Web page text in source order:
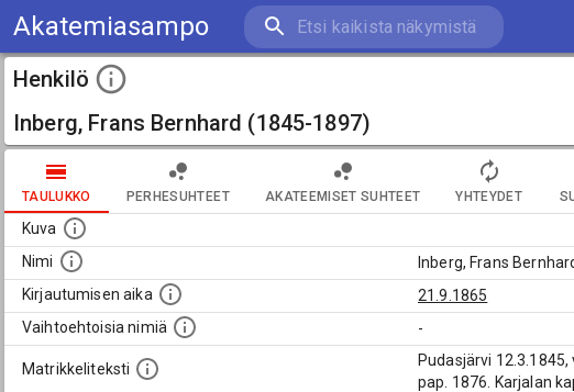
Akatemiasampo
Henkilö
Inberg, Frans Bernhard (1845-1897)
TAULUKKO PERHESUHTEET AKATEEMISET SUHTEET YHTEYDET
Kuva
Nimi
Inberg, Frans
Kirjautumisen aika
21.9.1865
Vaihtoehtoisia nimiä
-
Matrikkeliteksti
Pudasjärvi
pap. 1876. Karjalan